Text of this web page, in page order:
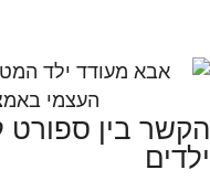
הקשר בין ספורט
ילדים